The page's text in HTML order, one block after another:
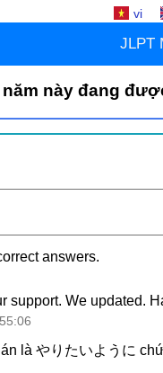
vi
JLPT
này đang
answers.
support. We updated.
là やりたいように